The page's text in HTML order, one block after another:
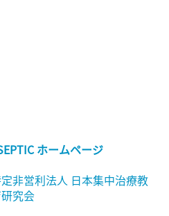
ホームページ
非営利法人 日本集中治療教
究会